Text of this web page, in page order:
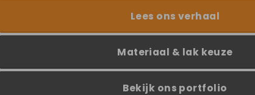
Lees ons verhaal
Materiaal & lak keuze
Bekijk ons portfolio